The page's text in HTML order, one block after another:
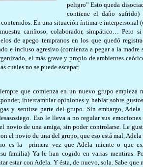
peligro” Esto queda
contiene el daño
En una situación íntima e interpersonal
cariñoso, colaborador, simpático… Pero
de apego tempranos en los que quedó
e incluso agresivo (comienza a pegar a la
el más grave y propio de ambientes
cuales no se puede escapar.
que comienza en un nuevo grupo empieza
intercambiar opiniones y hablar sobre
y sentirse parte del grupo. Sin embargo,
Eso le lleva a no regular sus
novio de una amiga, sin poder controlarse. Le
el novio de una del grupo, que eso está mal,
es la
primera vez que Adela miente o que
su familia) Ya le han cogido en varias mentiras.
estar con Adela. Y ésta, de nuevo, sola. Sabe que